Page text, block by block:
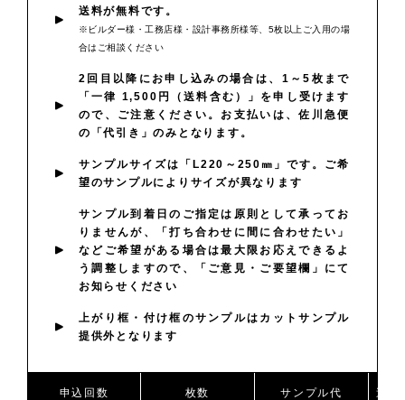
送料が無料です。
※ビルダー様・工務店様・設計事務所様等、5枚以上ご入用の場
合はご相談ください
2回目以降にお申し込みの場合は、1～5枚まで
「一律 1,500円（送料含む）」を申し受けます
ので、ご注意ください。お支払いは、佐川急便
の「代引き」のみとなります。
サンプルサイズは「L220～250㎜」です。ご希
望のサンプルによりサイズが異なります
サンプル到着日のご指定は原則として承ってお
りませんが、「打ち合わせに間に合わせたい」
などご希望がある場合は最大限お応えできるよ
う調整しますので、「ご意見・ご要望欄」にて
お知らせください
上がり框・付け框のサンプルはカットサンプル
提供外となります
申込回数 枚数 サンプル代 送料